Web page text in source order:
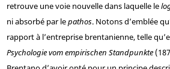
retrouve une voie nouvelle dans laquelle le
ni absorbé par lepathos. Notons d’emblée
rapport à l’entreprise brentanienne, telle
Psychologie vom empirischen Standpunkte